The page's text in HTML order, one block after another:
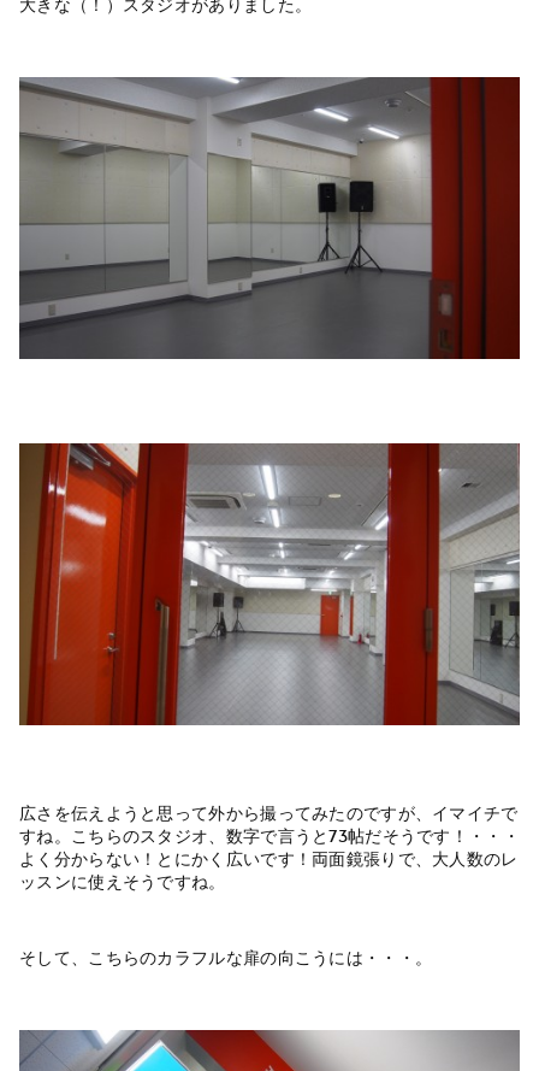
大きな（！）スタジオがありました。
広さを伝えようと思って外から撮ってみたのですが、イマイチで
すね。こちらのスタジオ、数字で言うと73帖だそうです！・・・
よく分からない！とにかく広いです！両面鏡張りで、大人数のレ
ッスンに使えそうですね。
そして、こちらのカラフルな扉の向こうには・・・。